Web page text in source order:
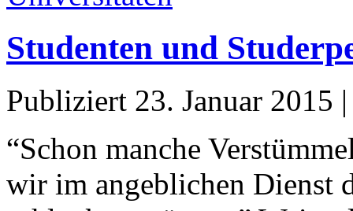
Studenten und
Publiziert 23. Januar 2015
“Schon manche
wir im angeblichen Dienst